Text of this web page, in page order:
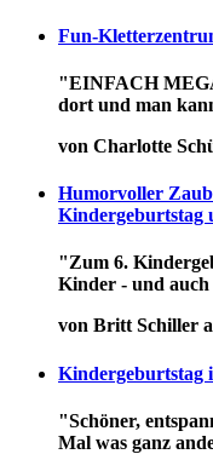
Fun-
"EINFACH
dort und man
von Charlotte
Humorvoller
Kindergeburtstag
"Zum 6.
Kinder - und
von Britt Schiller
Kindergeburtstag
"Schöner,
Mal was ganz